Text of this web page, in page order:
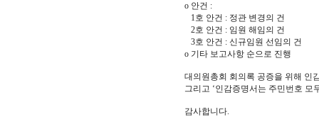
o 안건 :
1호 안건 : 정관 변경의 건
2호 안건 : 임원 해임의 건
3호 안건 : 신규임원 선임의 건
o 기타 보고사항 순으로 진행
대의원총회 회의록 공증을 위해 인
그리고 ‘인감증명서는 주민번호
감사합니다.